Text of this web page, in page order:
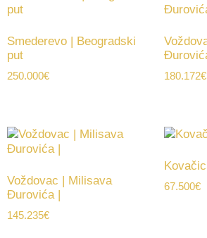
Smederevo | Beogradski
put
250.000€ 180.172€
Voždovac | Milisava
Đurovića |
145.235€
67.500€